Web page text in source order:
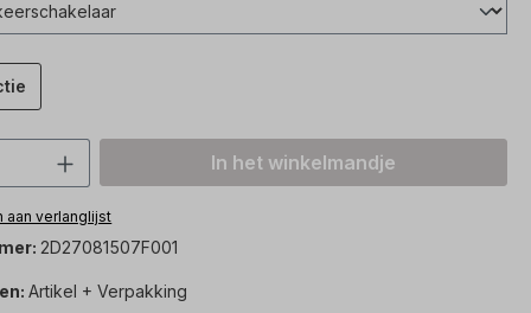
Voer de gewenste
In het winkelmandje
aan verlanglijst
2D27081507F001
Artikel + Verpakking